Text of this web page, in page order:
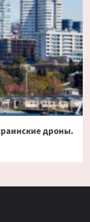
дроны.